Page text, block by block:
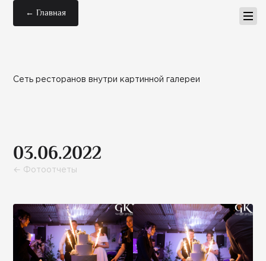
← Главная
Сеть ресторанов внутри картинной галереи
03.06.2022
← Фотоотчеты